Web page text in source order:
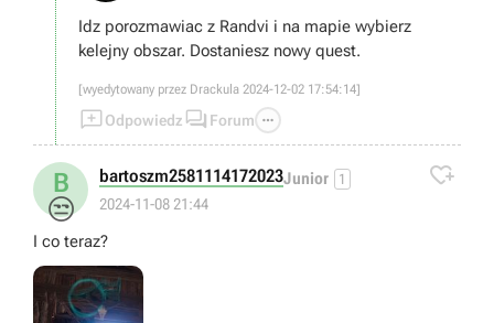
Idz porozmawiac z Randvi i na mapie wybierz
kelejny obszar. Dostaniesz nowy quest.
[wyedytowany przez Drackula 2024-12-02 17:54:14]
Odpowiedz  Forum 
B
😒
bartoszm2581114172023Junior 1
2024-11-08 21:44

I co teraz?